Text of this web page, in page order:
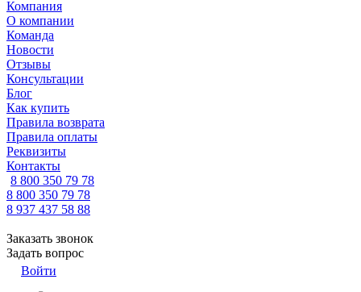
Компания
О компании
Команда
Новости
Отзывы
Консультации
Блог
Как купить
Правила возврата
Правила оплаты
Реквизиты
Контакты
8 800 350 79 78
8 800 350 79 78
8 937 437 58 88
Заказать звонок
Задать вопрос
Войти